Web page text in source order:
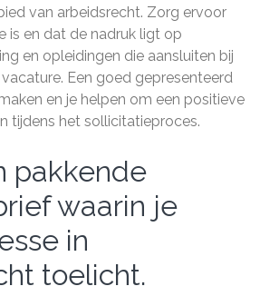
van arbeidsrecht. Zorg ervoor
is en dat de nadruk ligt op
en opleidingen die aansluiten bij
Een goed gepresenteerd
en je helpen om een positieve
tijdens het sollicitatieproces.
pakkende
waarin je
in
toelicht.